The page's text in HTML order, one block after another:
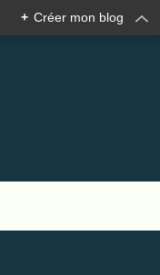
+ Créer mon blog